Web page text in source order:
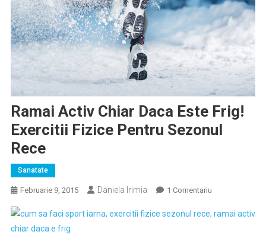
Ramai Activ Chiar Daca Este Frig!
Exercitii Fizice Pentru Sezonul
Rece
Sanatate
Februarie 9, 2015 Daniela Irimia 1 ComentariuLa
Activ